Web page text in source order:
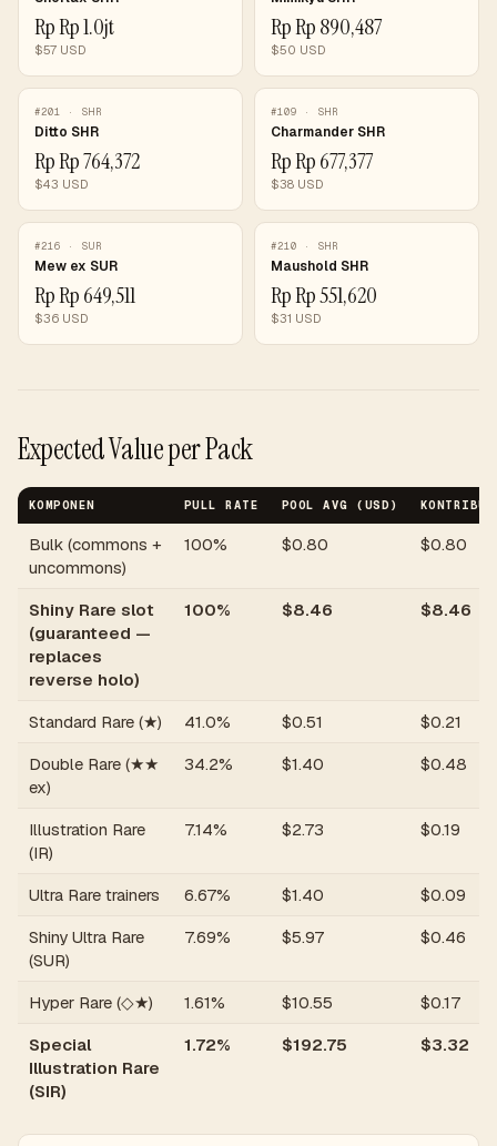
RpRp 1.0jt
$57 USD
RpRp 890,487
$50 USD
#201 · SHR
Ditto SHR
RpRp 764,372
$43 USD
#109 · SHR
Charmander SHR
RpRp 677,377
$38 USD
#216 · SUR
Mew ex SUR
RpRp 649,511
$36 USD
#210 · SHR
Maushold SHR
RpRp 551,620
$31 USD
Expected Value per Pack
KOMPONEN PULL RATE POOL AVG (USD)
Bulk (commons +
uncommons)
100% $0.80 $0.80
Shiny Rare slot
(guaranteed —
replaces
reverse holo)
100% $8.46 $8.46
Standard Rare (★) 41.0% $0.51 $0.21
Double Rare (★★
ex)
34.2% $1.40 $0.48
Illustration Rare
(IR)
7.14% $2.73 $0.19
Ultra Rare trainers 6.67% $1.40 $0.09
Shiny Ultra Rare
(SUR)
7.69% $5.97 $0.46
Hyper Rare (◇★) 1.61% $10.55 $0.17
Special
Illustration Rare
(SIR)
1.72% $192.75 $3.32